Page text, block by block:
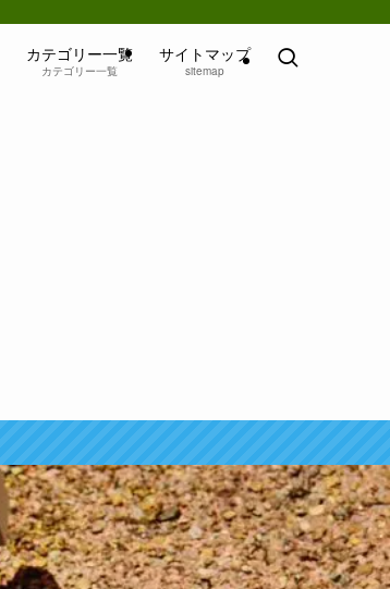
カテゴリー一覧
カテゴリー一覧
サイトマップ
sitemap